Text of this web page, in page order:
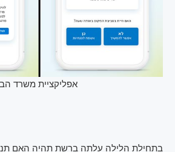
אפליקציית משרד
בתחילת הלילה עלתה ברשת תהיה האם